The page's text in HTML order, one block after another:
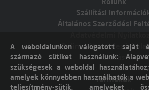
Szállítási
Általános Szerződési
Online vitarendezési
Elállás
Termékek
A weboldalunkon válogatott saját
származó sütiket használunk:
szükségesek a weboldal
amelyek könnyebben használhatók a
teljesítmény-sütik, amelyeket